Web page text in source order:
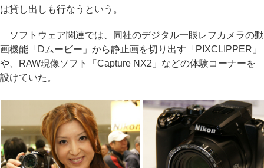
は貸し出しも行なうという。
ソフトウェア関連では、同社のデジタル一眼レフカメラの動
画機能「Dムービー」から静止画を切り出す「PIXCLIPPER」
や、RAW現像ソフト「Capture NX2」などの体験コーナーを
設けていた。